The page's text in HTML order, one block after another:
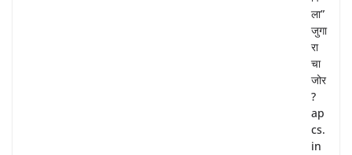
ला”
जुगा
रा
चा
जोर
?
ap
cs.
in